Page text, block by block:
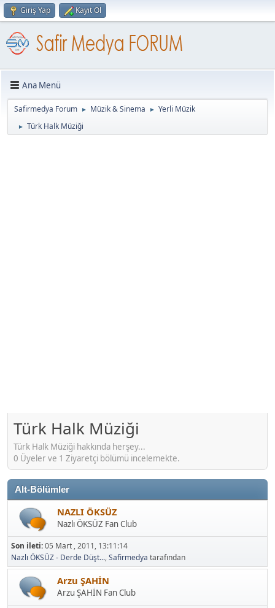
Giriş Yap Kayıt Ol
Ana Menü
Safirmedya Forum ► Müzik & Sinema ► Yerli Müzik
► Türk Halk Müziği
Türk Halk Müziği
Türk Halk Müziği hakkında herşey...
0 Üyeler ve 1 Ziyaretçi bölümü incelemekte.
Alt-Bölümler
NAZLI ÖKSÜZ
Nazlı ÖKSÜZ Fan Club
Son ileti:05 Mart , 2011, 13:11:14
Nazlı ÖKSÜZ - Derde Düşt...,Safirmedya tarafından
Arzu ŞAHİN
Arzu ŞAHİN Fan Club